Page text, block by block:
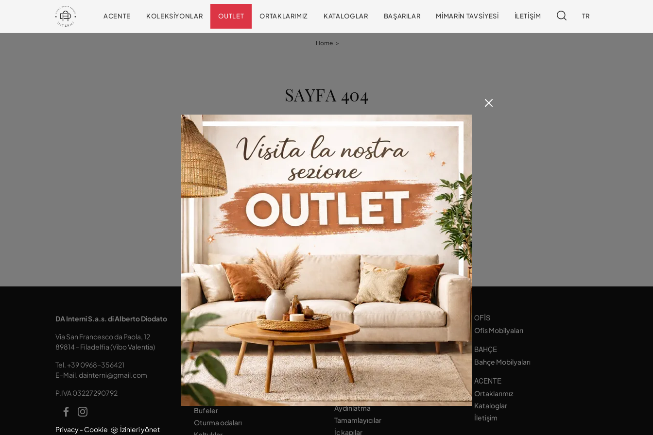
ACENTE KOLEKSIYONLAR OUTLET ORTAKLARIMIZ KATALOGLAR BAŞARILAR MIMARIN TAVSIYESI İLETIŞIM TR
Home >
SAYFA 404
Sayfa bulunamadı
Üzgünüz, aradığınız sayfa artık sitemizde mevcut değil.
Diğer birçok ilgi çekici girişimi keşfetmek için gezinmeye devam edin!
Göz atmaya devam et
DA Interni S.a.s. di Alberto Diodato
Via San Francesco da Paola, 12
89814 - Filadelfia (Vibo Valentia)
Tel.+39 0968-356421
E-Mail. dainterni@gmail.com
P.IVA 03227290792
Privacy- Cookie İzinleri yönet
MUTFAKLAR
mutfaklar Design
Tablolar
Koltuklar
YAŞAM ALANI
Kitapçılar
Donanımlı Duvarlar
Bufeler
Oturma odaları
Banyo Mobilyaları
UYKU ALANI
Yataklar
Yatak başı sehpaları
Gardıroplar
EV AKSESUARLARI
Aydınlatma
Tamamlayıcılar
İç kapılar
OFIS
Ofis Mobilyaları
BAHÇE
Bahçe Mobilyaları
ACENTE
Ortaklarımız
Kataloglar
İletişim